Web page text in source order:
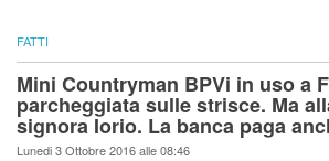
FATTI
Mini Countryman BPVi in uso a
parcheggiata sulle strisce. Ma
signora Iorio. La banca paga
Lunedi 3 Ottobre 2016 alle 08:46